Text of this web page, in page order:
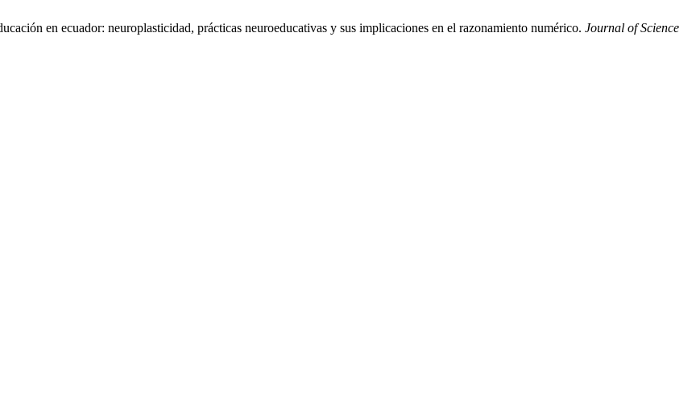
en ecuador: neuroplasticidad, prácticas neuroeducativas y sus implicaciones en el razonamiento numérico. Journal of Science